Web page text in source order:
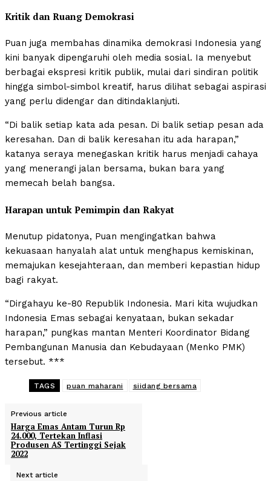
Kritik dan Ruang Demokrasi
Puan juga membahas dinamika demokrasi Indonesia yang
kini banyak dipengaruhi oleh media sosial. Ia menyebut
berbagai ekspresi kritik publik, mulai dari sindiran politik
hingga simbol-simbol kreatif, harus dilihat sebagai aspirasi
yang perlu didengar dan ditindaklanjuti.
“Di balik setiap kata ada pesan. Di balik setiap pesan ada
keresahan. Dan di balik keresahan itu ada harapan,”
katanya seraya menegaskan kritik harus menjadi cahaya
yang menerangi jalan bersama, bukan bara yang
memecah belah bangsa.
Harapan untuk Pemimpin dan Rakyat
Menutup pidatonya, Puan mengingatkan bahwa
kekuasaan hanyalah alat untuk menghapus kemiskinan,
memajukan kesejahteraan, dan memberi kepastian hidup
bagi rakyat.
“Dirgahayu ke-80 Republik Indonesia. Mari kita wujudkan
Indonesia Emas sebagai kenyataan, bukan sekadar
harapan,” pungkas mantan Menteri Koordinator Bidang
Pembangunan Manusia dan Kebudayaan (Menko PMK)
tersebut. ***
TAGS puan maharani siidang bersama
Previous article
Harga Emas Antam Turun Rp
24.000, Tertekan Inflasi
Produsen AS Tertinggi Sejak
2022
Next article